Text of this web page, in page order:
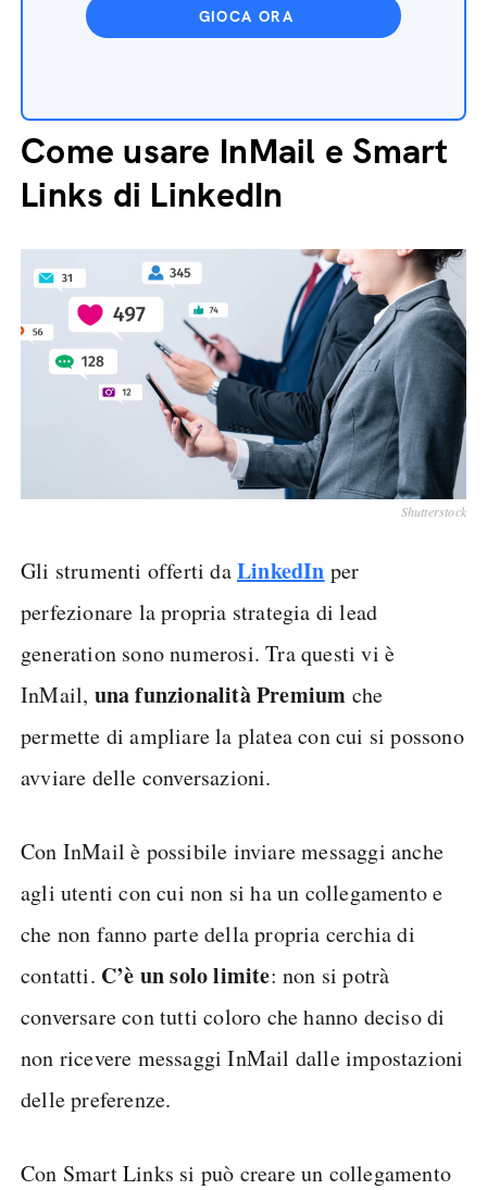
GIOCA ORA
Come usare InMail e Smart
Links di LinkedIn
Shutterstock
Gli strumenti offerti daLinkedIn per
perfezionare la propria strategia di lead
generation sono numerosi. Tra questi vi è
InMail, una funzionalità Premium che
permette di ampliare la platea con cui si possono
avviare delle conversazioni.
Con InMail è possibile inviare messaggi anche
agli utenti con cui non si ha un collegamento e
che non fanno parte della propria cerchia di
contatti. C’è un solo limite: non si potrà
conversare con tutti coloro che hanno deciso di
non ricevere messaggi InMail dalle impostazioni
delle preferenze.
Con Smart Links si può creare un collegamento